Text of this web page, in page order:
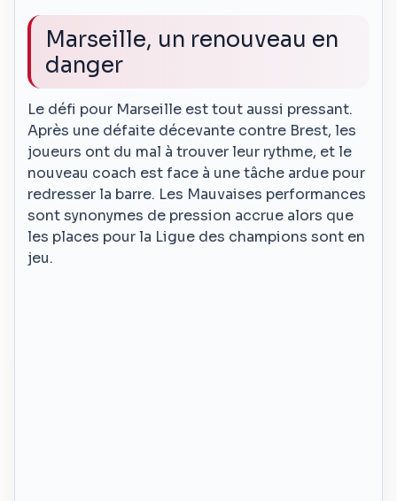
Marseille, un renouveau en
danger
Le défi pour Marseille est tout aussi pressant.
Après une défaite décevante contre Brest, les
joueurs ont du mal à trouver leur rythme, et le
nouveau coach est face à une tâche ardue pour
redresser la barre. Les Mauvaises performances
sont synonymes de pression accrue alors que
les places pour la Ligue des champions sont en
jeu.